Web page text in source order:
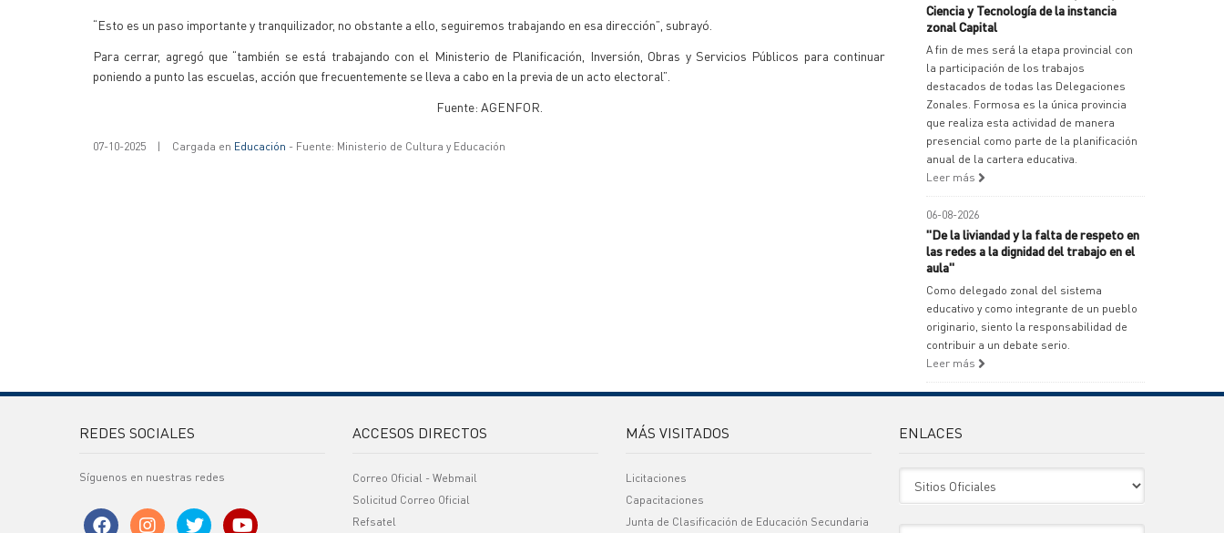
“Esto es un paso importante y tranquilizador, no obstante a ello, seguiremos trabajando en esa dirección”, subrayó.
Para cerrar, agregó que “también se está trabajando con el Ministerio de Planificación, Inversión, Obras y Servicios Públicos para continuar
poniendo a punto las escuelas, acción que frecuentemente se lleva a cabo en la previa de un acto electoral”.
Fuente: AGENFOR.
07-10-2025 | Cargada en Educación - Fuente: Ministerio de Cultura y Educación
Ciencia y Tecnología de la instancia
zonal Capital
A fin de mes será la etapa provincial con
la participación de los trabajos
destacados de todas las Delegaciones
Zonales. Formosa es la única provincia
que realiza esta actividad de manera
presencial como parte de la planificación
anual de la cartera educativa.
Leer más
06-08-2026
"De la liviandad y la falta de respeto en
las redes a la dignidad del trabajo en el
aula"
Como delegado zonal del sistema
educativo y como integrante de un pueblo
originario, siento la responsabilidad de
contribuir a un debate serio.
Leer más
REDES SOCIALES
Síguenos en nuestras redes
ACCESOS DIRECTOS
Correo Oficial - Webmail
Solicitud Correo Oficial
Refsatel
MÁS VISITADOS
Licitaciones
Capacitaciones
Junta de Clasificación de Educación Secundaria
ENLACES